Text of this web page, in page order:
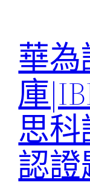
華
庫
思
認